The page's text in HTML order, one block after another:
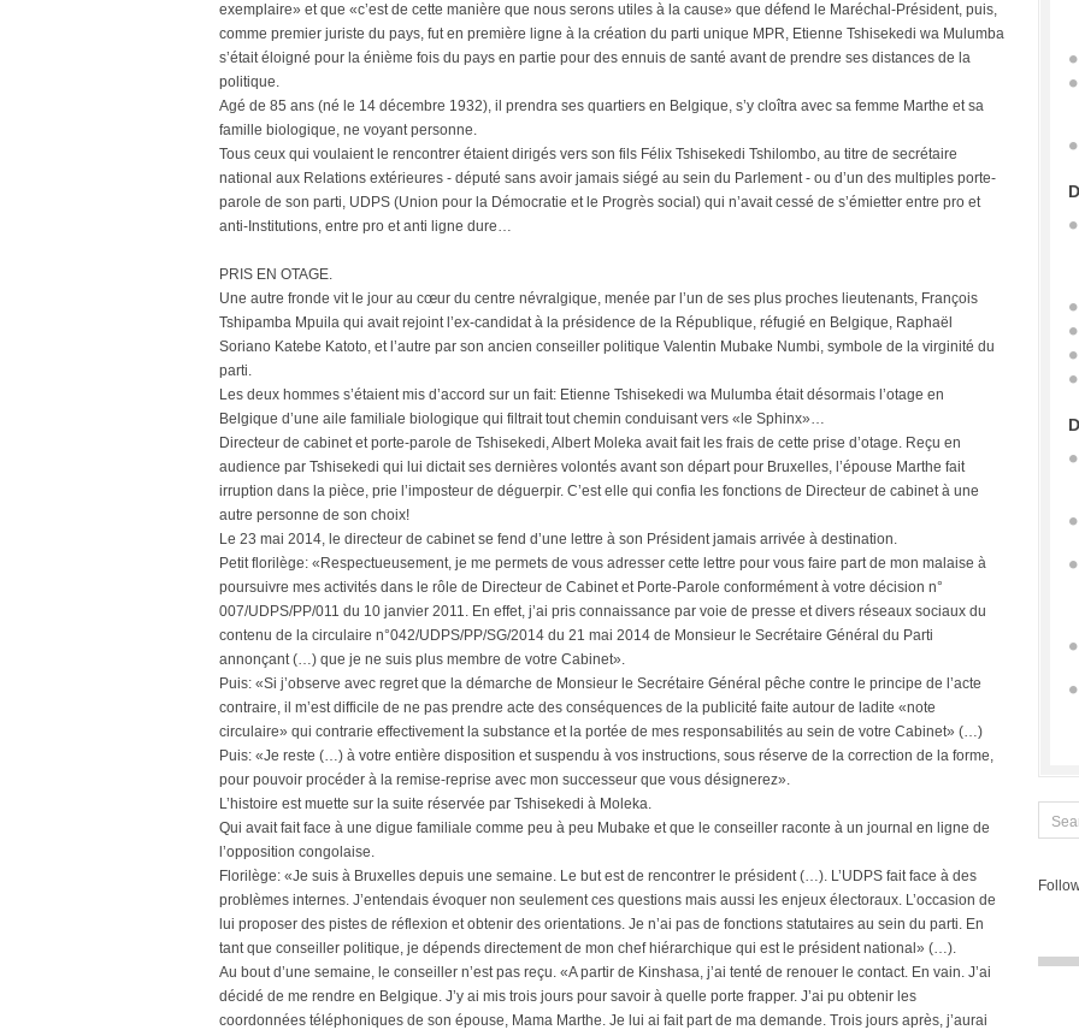
exemplaire» et que «c’est de cette manière que nous serons utiles à la cause» que défend le Maréchal-Président, puis,
comme premier juriste du pays, fut en première ligne à la création du parti unique MPR, Etienne Tshisekedi wa Mulumba
s’était éloigné pour la énième fois du pays en partie pour des ennuis de santé avant de prendre ses distances de la
politique.
Agé de 85 ans (né le 14 décembre 1932), il prendra ses quartiers en Belgique, s’y cloîtra avec sa femme Marthe et sa
famille biologique, ne voyant personne.
Tous ceux qui voulaient le rencontrer étaient dirigés vers son fils Félix Tshisekedi Tshilombo, au titre de secrétaire
national aux Relations extérieures - député sans avoir jamais siégé au sein du Parlement - ou d’un des multiples porte-
parole de son parti, UDPS (Union pour la Démocratie et le Progrès social) qui n’avait cessé de s’émietter entre pro et
anti-Institutions, entre pro et anti ligne dure…
PRIS EN OTAGE.
Une autre fronde vit le jour au cœur du centre névralgique, menée par l’un de ses plus proches lieutenants, François
Tshipamba Mpuila qui avait rejoint l’ex-candidat à la présidence de la République, réfugié en Belgique, Raphaël
Soriano Katebe Katoto, et l’autre par son ancien conseiller politique Valentin Mubake Numbi, symbole de la virginité du
parti.
Les deux hommes s’étaient mis d’accord sur un fait: Etienne Tshisekedi wa Mulumba était désormais l’otage en
Belgique d’une aile familiale biologique qui filtrait tout chemin conduisant vers «le Sphinx»…
Directeur de cabinet et porte-parole de Tshisekedi, Albert Moleka avait fait les frais de cette prise d’otage. Reçu en
audience par Tshisekedi qui lui dictait ses dernières volontés avant son départ pour Bruxelles, l’épouse Marthe fait
irruption dans la pièce, prie l’imposteur de déguerpir. C’est elle qui confia les fonctions de Directeur de cabinet à une
autre personne de son choix!
Le 23 mai 2014, le directeur de cabinet se fend d’une lettre à son Président jamais arrivée à destination.
Petit florilège: «Respectueusement, je me permets de vous adresser cette lettre pour vous faire part de mon malaise à
poursuivre mes activités dans le rôle de Directeur de Cabinet et Porte-Parole conformément à votre décision n°
007/UDPS/PP/011 du 10 janvier 2011. En effet, j’ai pris connaissance par voie de presse et divers réseaux sociaux du
contenu de la circulaire n°042/UDPS/PP/SG/2014 du 21 mai 2014 de Monsieur le Secrétaire Général du Parti
annonçant (…) que je ne suis plus membre de votre Cabinet».
Puis: «Si j’observe avec regret que la démarche de Monsieur le Secrétaire Général pêche contre le principe de l’acte
contraire, il m’est difficile de ne pas prendre acte des conséquences de la publicité faite autour de ladite «note
circulaire» qui contrarie effectivement la substance et la portée de mes responsabilités au sein de votre Cabinet» (…)
Puis: «Je reste (…) à votre entière disposition et suspendu à vos instructions, sous réserve de la correction de la forme,
pour pouvoir procéder à la remise-reprise avec mon successeur que vous désignerez».
L’histoire est muette sur la suite réservée par Tshisekedi à Moleka.
Qui avait fait face à une digue familiale comme peu à peu Mubake et que le conseiller raconte à un journal en ligne de
l’opposition congolaise.
Florilège: «Je suis à Bruxelles depuis une semaine. Le but est de rencontrer le président (…). L’UDPS fait face à des
problèmes internes. J’entendais évoquer non seulement ces questions mais aussi les enjeux électoraux. L’occasion de
lui proposer des pistes de réflexion et obtenir des orientations. Je n’ai pas de fonctions statutaires au sein du parti. En
tant que conseiller politique, je dépends directement de mon chef hiérarchique qui est le président national» (…).
Au bout d’une semaine, le conseiller n’est pas reçu. «A partir de Kinshasa, j’ai tenté de renouer le contact. En vain. J’ai
décidé de me rendre en Belgique. J’y ai mis trois jours pour savoir à quelle porte frapper. J’ai pu obtenir les
coordonnées téléphoniques de son épouse, Mama Marthe. Je lui ai fait part de ma demande. Trois jours après, j’aurai